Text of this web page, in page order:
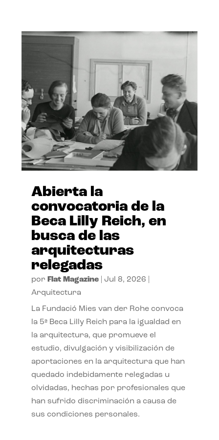
Abierta la
convocatoria de la
Beca Lilly Reich, en
busca de las
arquitecturas
relegadas
por Flat Magazine| Jul 8, 2026
Arquitectura
La Fundació Mies van der Rohe convoca
la 5ª Beca Lilly Reich para la igualdad en
la arquitectura, que promueve el
estudio, divulgación y visibilización de
aportaciones en la arquitectura que han
quedado indebidamente relegadas u
olvidadas, hechas por profesionales que
han sufrido discriminación a causa de
sus condiciones personales.